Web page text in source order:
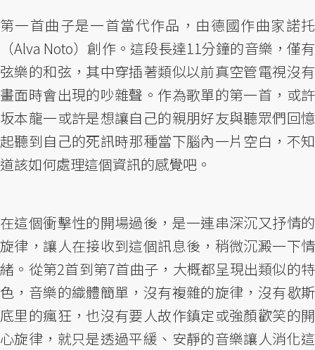
第一首曲子是一首當代作品，由德國作曲家諾托
（Alva Noto）創作。這段長達11分鐘的音樂，僅有
弦樂的和弦，其中穿插著類似以前真空管電視沒有
畫面時會出現的吵雜聲。作為歌單的第一首，或許
坂本龍一或許是想讓自己的親朋好友與聽眾們回憶
起聽到自己的死訊時那種當下腦內一片空白，不知
道該如何處理這個資訊的感覺吧。
在這個衝擊性的開場過後，是一連串深沉又抒情的
旋律，讓人在接收到這個訊息後，稍微沉澱一下情
緒。從第2首到第7首曲子，大概都呈現出類似的特
色，音樂的織體簡單，沒有複雜的旋律，沒有歇斯
底里的瘋狂，也沒有要人故作鎮定或強顏歡笑的開
心旋律，就只是透過平緩、安靜的音樂讓人消化這